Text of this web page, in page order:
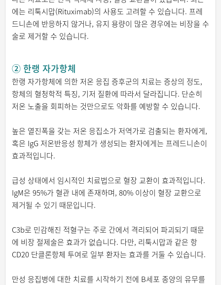
에는 리툭시맙(Rituximab)의 사용도 고려할 수 있습니다. 프레
드니손에 반응하지 않거나, 유지 용량이 많은 경우에는 비장을 수
술로 제거할 수 있습니다.
② 한랭 자가항체
한랭 자가항체에 의한 저온 응집 증후군의 치료는 증상의 정도,
항체의 혈청학적 특징, 기저 질환에 따라서 달라집니다. 단순히
저온 노출을 회피하는 것만으로도 악화를 예방할 수 있습니다.
높은 열진폭을 갖는 저온 응집소가 저역가로 검출되는 환자에게,
혹은 IgG 저온반응성 항체가 생성되는 환자에게는 프레드니손이
효과적입니다.
급성 상태에서 임시적인 치료법으로 혈장 교환이 효과적입니다.
IgM은 95%가 혈관 내에 존재하며, 80% 이상이 혈장 교환으로
제거될 수 있기 때문입니다.
C3b로 민감해진 적혈구는 주로 간에서 격리되어 파괴되기 때문
에 비장 절제술은 효과가 없습니다. 다만, 리툭시맙과 같은 항
CD20 단클론항체 투여로 일부 환자는 효과를 거둘 수 있습니다.
만성 응집병에 대한 치료를 시작하기 전에 B세포 종양의 유무를